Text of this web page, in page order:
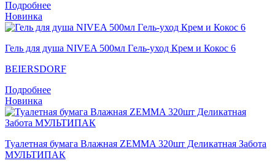
Подробнее
Новинка
Гель для душа NIVEA 500мл Гeль-уход Крем и Кокос 6
BEIERSDORF
Подробнее
Новинка
Туалетная бумага Влажная ZEMMA 320шт Деликатная Забота
МУЛЬТИПАК